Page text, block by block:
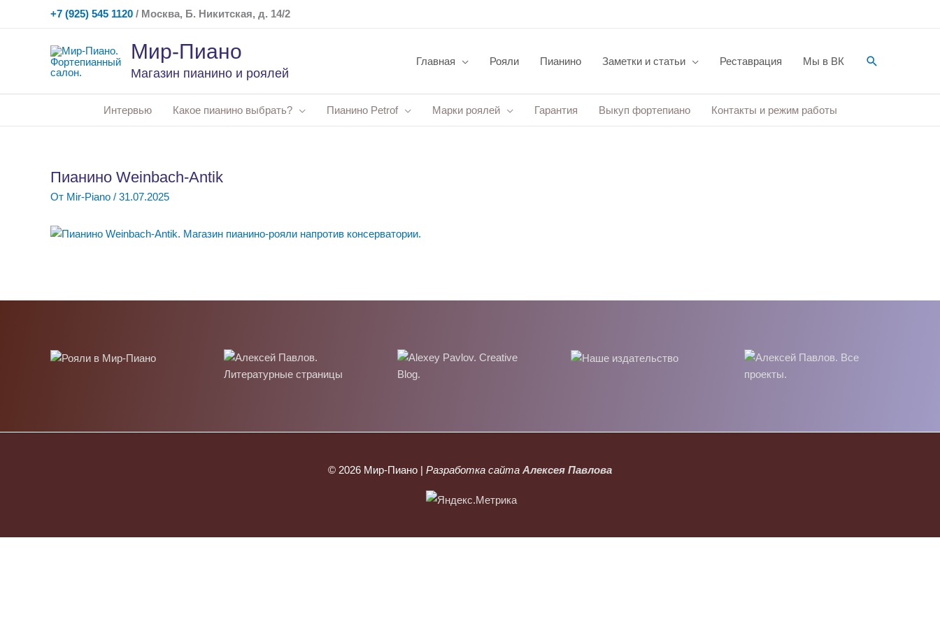
+7 (925) 545 1120 / Москва, Б. Никитская, д. 14/2
Мир-Пиано
Магазин пианино и роялей
Главная Рояли Пианино Заметки и статьи Реставрация Мы в ВК Поиск
Интервью Какое пианино выбрать? Пианино Petrof Марки роялей Гарантия Выкуп фортепиано Контакты и режим работы
Пианино Weinbach-Antik
От Mir-Piano / 31.07.2025
© 2026 Мир-Пиано | Разработка сайта Алексея Павлова